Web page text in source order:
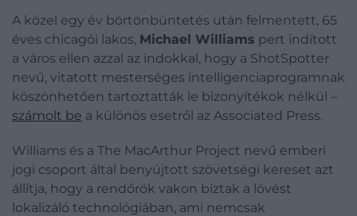
A közel egy év börtönbüntetés után felmentett, 65
éves chicagói lakos, Michael Williams pert indított
a város ellen azzal az indokkal, hogy a ShotSpotter
nevű, vitatott mesterséges intelligenciaprogramnak
köszönhetően tartoztatták le bizonyítékok nélkül –
számolt be a különös esetről az Associated Press.
Williams és a The MacArthur Project nevű emberi
jogi csoport által benyújtott szövetségi kereset azt
állítja, hogy a rendőrök vakon bíztak a lövést
lokalizáló technológiában, ami nemcsak